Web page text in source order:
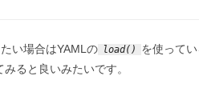
い場合はYAMLの load() を使って
ると良いみたいです。